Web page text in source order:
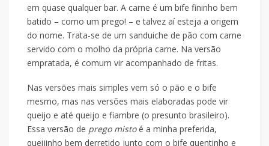
em quase qualquer bar. A carne é um bife fininho bem
batido – como um prego! – e talvez aí esteja a origem
do nome. Trata-se de um sanduiche de pão com carne
servido com o molho da própria carne. Na versão
empratada, é comum vir acompanhado de fritas.
Nas versões mais simples vem só o pão e o bife
mesmo, mas nas versões mais elaboradas pode vir
queijo e até queijo e fiambre (o presunto brasileiro).
Essa versão de prego mistoé a minha preferida,
queijinho bem derretido junto com o bife quentinho e